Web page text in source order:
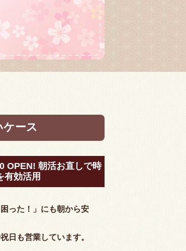
ース
OPEN! 朝活お直しで時
有効活用
った！」にも朝から安
日も営業しています。